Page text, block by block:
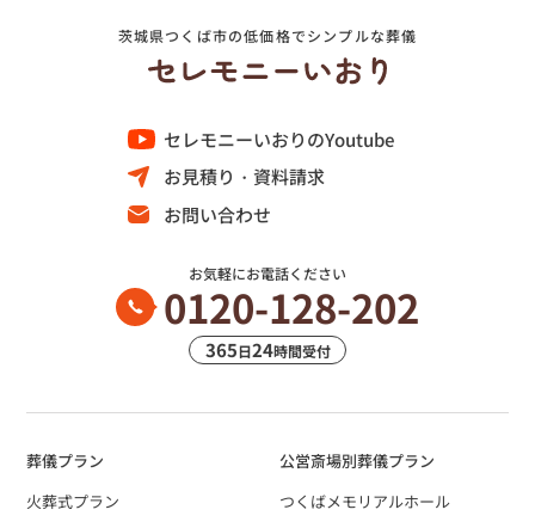
茨城県つくば市の低価格でシンプルな葬儀
セレモニーいおりのYoutube
お見積り・資料請求
お問い合わせ
お気軽にお電話ください
0120-128-202
365日24時間受付
葬儀プラン
火葬式プラン
公営斎場別葬儀プラン
つくばメモリアルホール